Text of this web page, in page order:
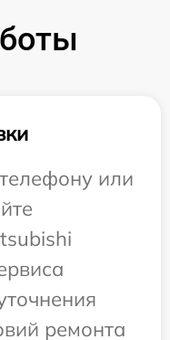
или
ремонта